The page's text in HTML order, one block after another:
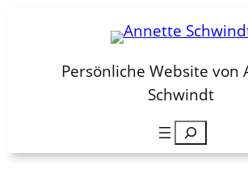
springenPersönliche Website von
Schwindt
Suchen